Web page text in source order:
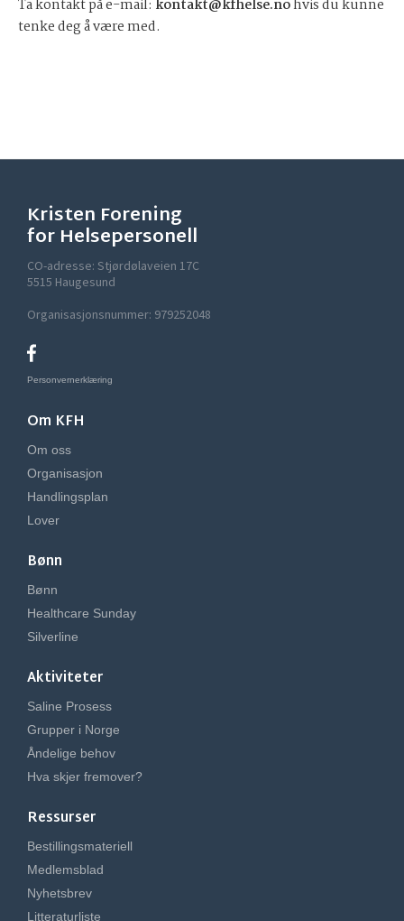
Ta kontakt på e-mail: kontakt@kfhelse.nohvis du kunne
tenke deg å være med.
Kristen Forening
for Helsepersonell
CO-adresse: Stjørdølaveien 17C
5515 Haugesund
Organisasjonsnummer: 979252048
Personvernerklæring
Om KFH
Om oss
Organisasjon
Handlingsplan
Lover
Bønn
Bønn
Healthcare Sunday
Silverline
Aktiviteter
Saline Prosess
Grupper i Norge
Åndelige behov
Hva skjer fremover?
Ressurser
Bestillingsmateriell
Medlemsblad
Nyhetsbrev
Litteraturliste